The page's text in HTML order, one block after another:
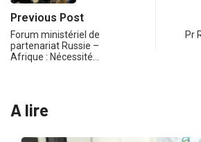
Previous Post
Forum ministériel de
partenariat Russie –
Afrique : Nécessité…
Pr
A lire